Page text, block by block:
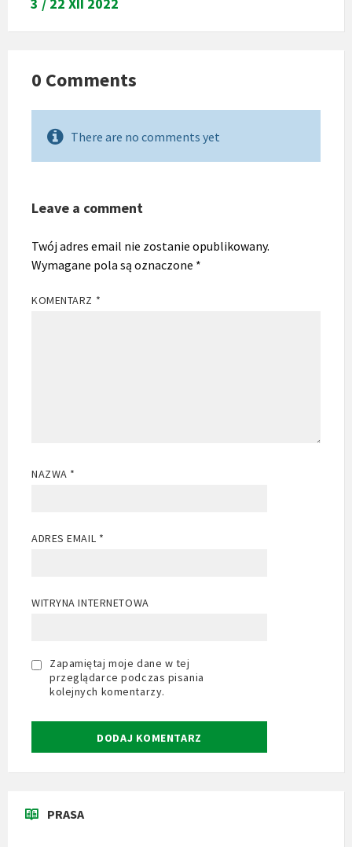
0 Comments
There are no comments yet
Leave a comment
Twój adres email nie zostanie opublikowany.
Wymagane pola są oznaczone *
KOMENTARZ *
NAZWA *
ADRES EMAIL *
WITRYNA INTERNETOWA
Zapamiętaj moje dane w tej
przeglądarce podczas pisania
kolejnych komentarzy.
PRASA